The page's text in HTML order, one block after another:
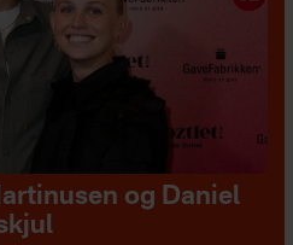
og Daniel